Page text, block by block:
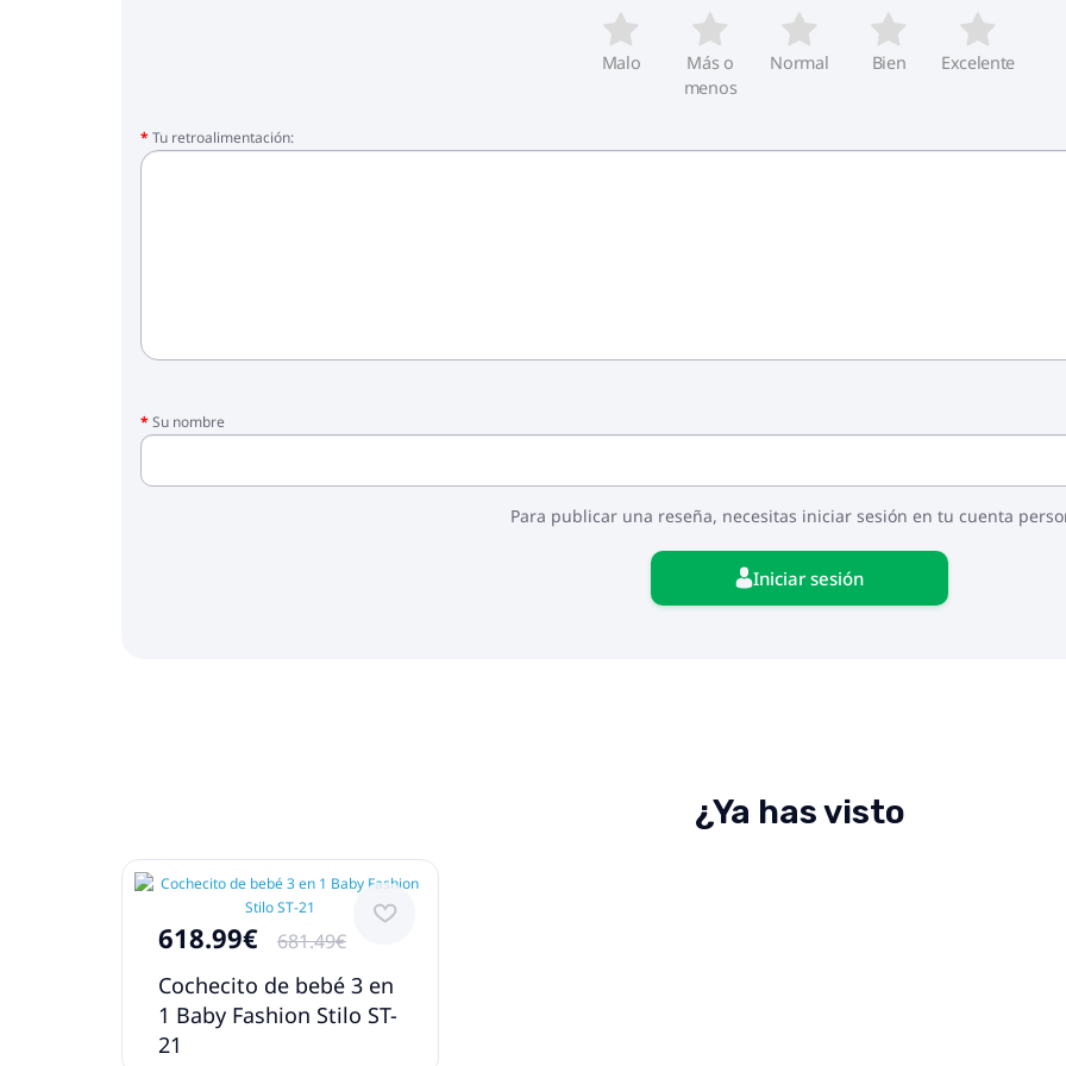
- Asiento de coche
Malo
Más o
menos
Normal Bien Excelente
Tu retroalimentación:
Su nombre
Para publicar una reseña, necesitas iniciar sesión en tu cuenta
Iniciar sesión
¿Ya has visto
618.99€ 681.49€
Cochecito de bebé 3 en
1 Baby Fashion Stilo ST-
21